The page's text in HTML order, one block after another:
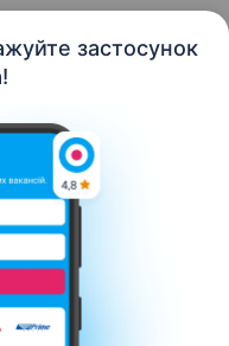
застосунок
Кар’єра
Умови використання